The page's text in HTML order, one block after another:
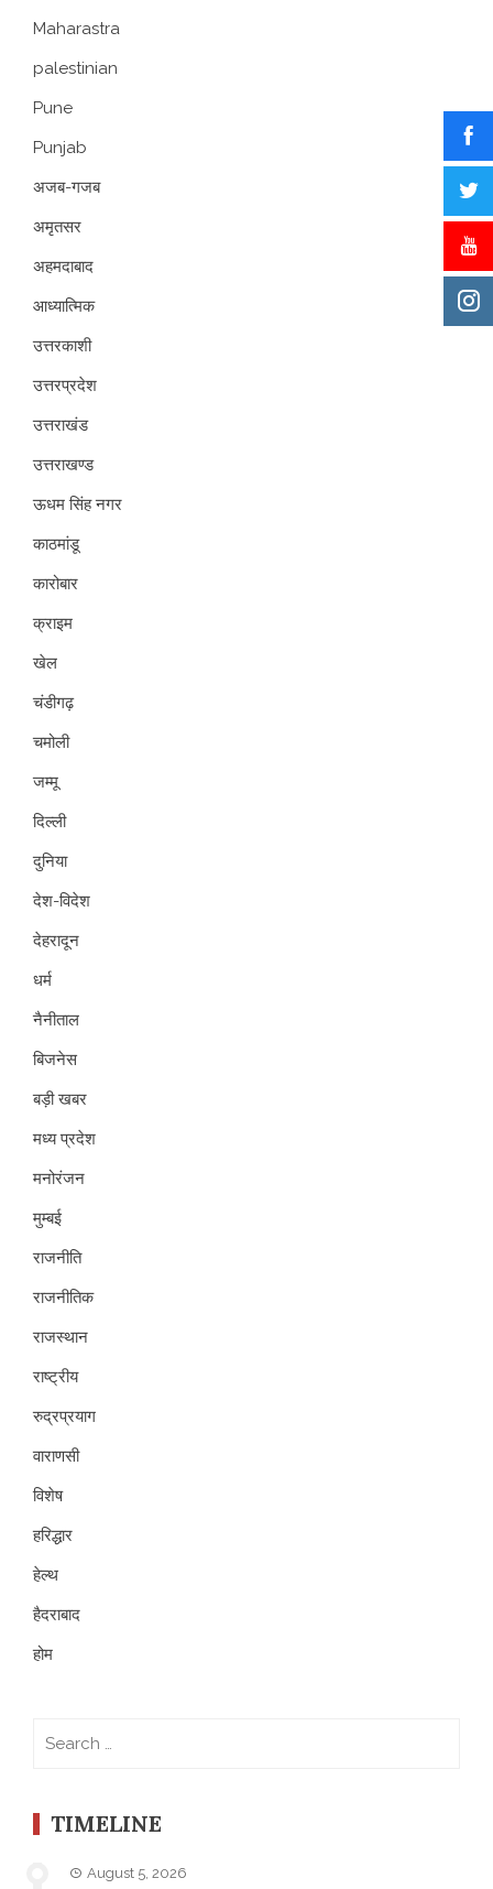
Maharastra
palestinian
Pune
Punjab
अजब-गजब
अमृतसर
अहमदाबाद
आध्यात्मिक
उत्तरकाशी
उत्तरप्रदेश
उत्तराखंड
उत्तराखण्ड
ऊधम सिंह नगर
काठमांडू
कारोबार
क्राइम
खेल
चंडीगढ़
चमोली
जम्मू
दिल्ली
दुनिया
देश-विदेश
देहरादून
धर्म
नैनीताल
बिजनेस
बड़ी खबर
मध्य प्रदेश
मनोरंजन
मुम्बई
राजनीति
राजनीतिक
राजस्थान
राष्ट्रीय
रुद्रप्रयाग
वाराणसी
विशेष
हरिद्धार
हेल्थ
हैदराबाद
होम
TIMELINE
August 5, 2026